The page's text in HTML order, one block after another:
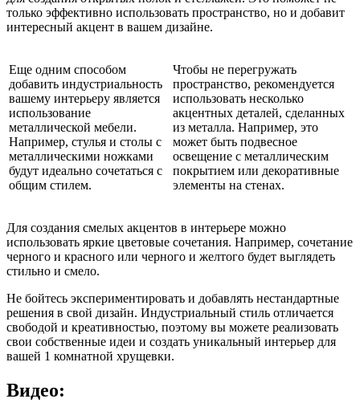
только эффективно использовать пространство, но и добавит
интересный акцент в вашем дизайне.
Еще одним способом
добавить индустриальность
вашему интерьеру является
использование
металлической мебели.
Например, стулья и столы с
металлическими ножками
будут идеально сочетаться с
общим стилем.
Чтобы не перегружать
пространство, рекомендуется
использовать несколько
акцентных деталей, сделанных
из металла. Например, это
может быть подвесное
освещение с металлическим
покрытием или декоративные
элементы на стенах.
Для создания смелых акцентов в интерьере можно
использовать яркие цветовые сочетания. Например, сочетание
черного и красного или черного и желтого будет выглядеть
стильно и смело.
Не бойтесь экспериментировать и добавлять нестандартные
решения в свой дизайн. Индустриальный стиль отличается
свободой и креативностью, поэтому вы можете реализовать
свои собственные идеи и создать уникальный интерьер для
вашей 1 комнатной хрущевки.
Видео: